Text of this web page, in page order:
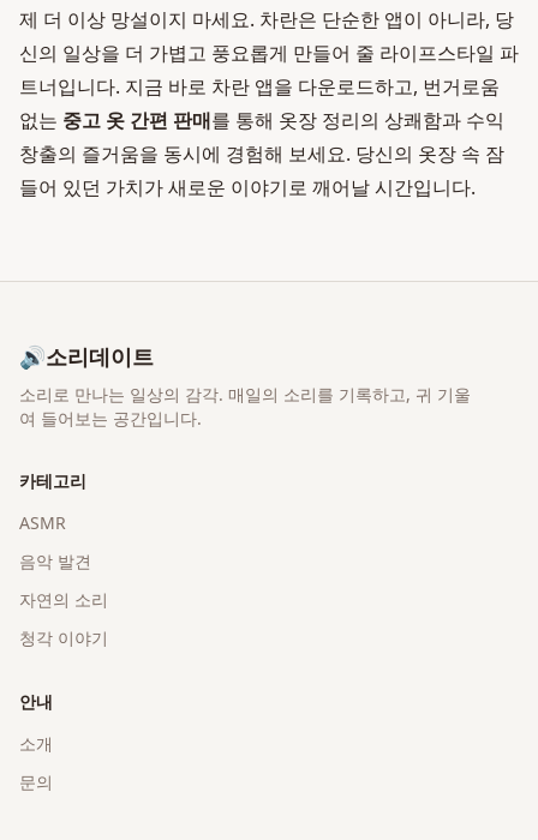
제 더 이상 망설이지 마세요. 차란은 단순한 앱이 아니라, 당
신의 일상을 더 가볍고 풍요롭게 만들어 줄 라이프스타일 파
트너입니다. 지금 바로 차란 앱을 다운로드하고, 번거로움
없는 중고 옷 간편 판매를 통해 옷장 정리의 상쾌함과 수익
창출의 즐거움을 동시에 경험해 보세요. 당신의 옷장 속 잠
들어 있던 가치가 새로운 이야기로 깨어날 시간입니다.
🔊소리데이트
소리로 만나는 일상의 감각. 매일의 소리를 기록하고, 귀 기울
여 들어보는 공간입니다.
카테고리
ASMR
음악 발견
자연의 소리
청각 이야기
안내
소개
문의